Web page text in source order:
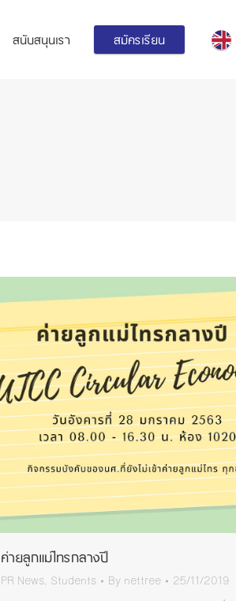
สนับสนุนเรา สมัครเรียน
ค่ายลูกแม่ไทรกลางปี
PR News, Students By nettree 25/11/2019